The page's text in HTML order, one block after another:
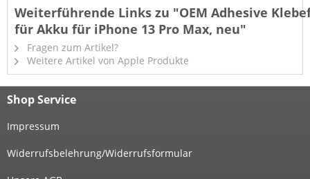
Weiterführende Links zu "OEM Adhesive
für Akku für iPhone 13 Pro Max, neu"
Fragen zum Artikel?
Weitere Artikel von Apple Produkte
Shop Service
Impressum
Widerrufsbelehrung/Widerrufsformular